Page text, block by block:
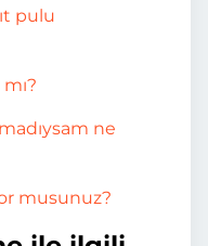
pulu
ne
musunuz?